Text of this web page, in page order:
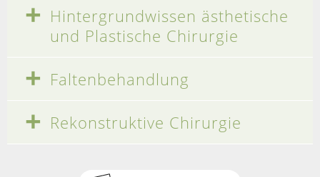
Hintergrundwissen ästhetische
und Plastische Chirurgie
Faltenbehandlung
Rekonstruktive Chirurgie